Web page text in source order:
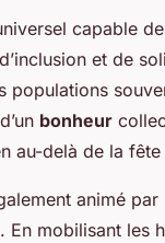
capable
et de
bonheur
au-delà de la
animé
En mobilisant les